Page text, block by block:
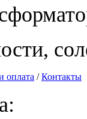
оплата /Контакты